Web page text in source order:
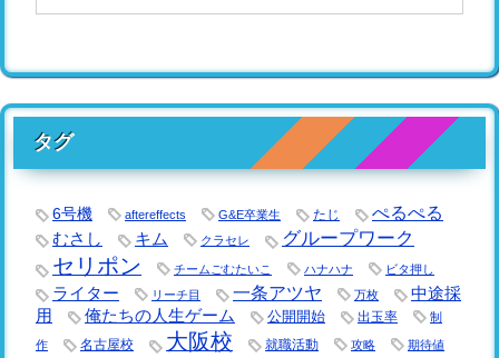
タグ
6号機 aftereffects G&E卒業生 たじ ぺるぺる
むさし キム クラセレ グループワーク
セリポン チームごむたいこ ハナハナ ビタ押し
ライター リーチ目 一条アツヤ 万枚
中途採
用
俺たちの人生ゲーム 公開開始 出玉率 制
作 名古屋校 大阪校 就職活動 攻略 期待値